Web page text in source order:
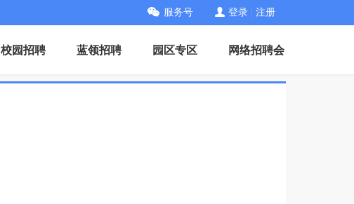
服务号 登录 注册
校园招聘 蓝领招聘 园区专区 网络招聘会